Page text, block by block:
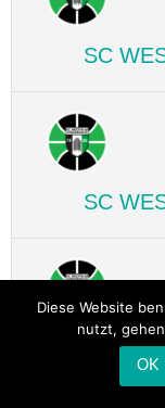
SC
SC
SC
Diese Website
nutzt,
OK